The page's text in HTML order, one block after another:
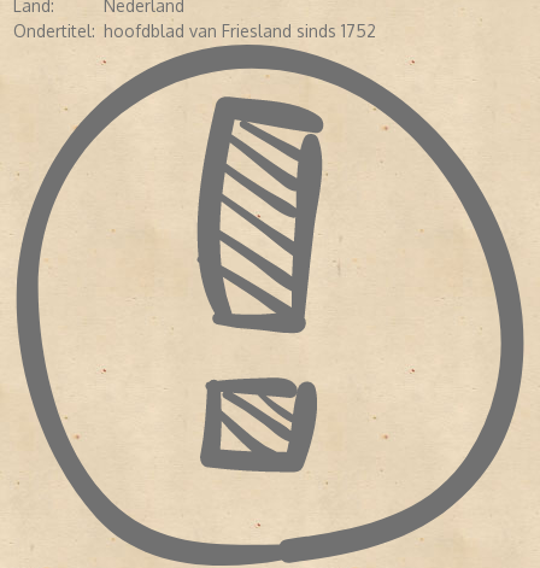
Duitsers een NSB-hoofdredacteur aangesteld. Na deze oorlog
groeide de krant uit tot een provinciale kwaliteitskrant. Per 1
november 1969 ging de uit het verzet voortgekomen Friese
Koerier op in de Leeuwarder Courant. [bewerken] Regionale
dagbladen in Friesland De Friezen verkeren in de positie dat lezers
kunnen kiezen uit twee regionale dagbladen, dit in tegenstelling
tot de meeste andere provincies in Nederland. Het andere
regionale dagblad in Friesland is het Friesch Dagblad. [bewerken]
Digitaal Archief Op 24 oktober 2007 waren alle 255 jaargangen
(meer dan 795.000 pagina's) van de Leeuwarder Courant
gedigitaliseerd. Het online LC-archief is tot stand gebracht door
de Stichting Digitaal Archief Leeuwarder Courant (SDALC), een
samenwerking van de NDC Mediagroep en Tresoar. [bewerken]
Medewerkers of oud-medewerkers * Jetske Bilker * Laurens ten
Cate, hoofdredacteur (1969-1978) * Sikke Doele, kunstcriticus *
Jeroen Elshoff * Eddy Evenhuis, hoofdredacteur (1955-1983) *
Hylkje Goïnga * Guus Hellegers, kunstcriticus * Atte Jongstra,
recensent * Rely Jorritsma * Ebbing Kiestra * Haije Kramer,
schaakmedewerker * Rob Meines * Ruben L. Oppenheimer,
cartoonist * Coen Peppelenbos, literatuurcriticus * Durk van der
Ploeg, typograaf * Hylke Speerstra, hoofdredacteur * Theo
Steeman, striptekenaar * Bart Tammeling, columnist * Pieter
Terpstra * Rink van der Velde * Anne Wadman * Michaël Zeeman,
recensent
Land:
Nederland
Ondertitel: hoofdblad van Friesland sinds 1752